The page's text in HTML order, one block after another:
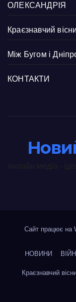
ОЛЕКСАНДРІЯ
Краєзнавчий
Між Бугом і
КОНТАКТИ
Сайт працює на
НОВИНИ
Краєзнавчий